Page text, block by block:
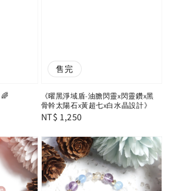
售完
《曜黑淨域盾-油膽閃靈x閃靈鑽x黑
骨幹太陽石x黃超七x白水晶設計》
Regular
NT$ 1,250